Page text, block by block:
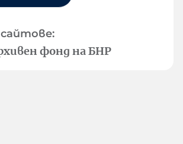
фонд на БНР